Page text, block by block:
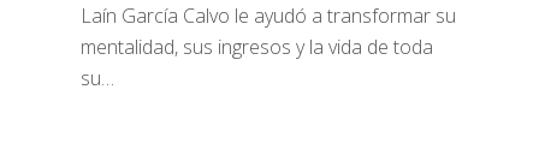
Laín García Calvo le ayudó a transformar su
mentalidad, sus ingresos y la vida de toda
su…